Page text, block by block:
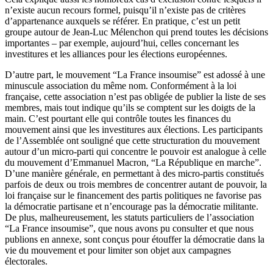
n’existe aucun recours formel, puisqu’il n’existe pas de critères
d’appartenance auxquels se référer. En pratique, c’est un petit
groupe autour de Jean-Luc Mélenchon qui prend toutes les décisions
importantes – par exemple, aujourd’hui, celles concernant les
investitures et les alliances pour les élections européennes.
D’autre part, le mouvement “La France insoumise” est adossé à une
minuscule association du même nom. Conformément à la loi
française, cette association n’est pas obligée de publier la liste de ses
membres, mais tout indique qu’ils se comptent sur les doigts de la
main. C’est pourtant elle qui contrôle toutes les finances du
mouvement ainsi que les investitures aux élections. Les participants
de l’Assemblée ont souligné que cette structuration du mouvement
autour d’un micro-parti qui concentre le pouvoir est analogue à celle
du mouvement d’Emmanuel Macron, “La République en marche”.
D’une manière générale, en permettant à des micro-partis constitués
parfois de deux ou trois membres de concentrer autant de pouvoir, la
loi française sur le financement des partis politiques ne favorise pas
la démocratie partisane et n’encourage pas la démocratie militante.
De plus, malheureusement, les statuts particuliers de l’association
“La France insoumise”, que nous avons pu consulter et que nous
publions en annexe, sont conçus pour étouffer la démocratie dans la
vie du mouvement et pour limiter son objet aux campagnes
électorales.